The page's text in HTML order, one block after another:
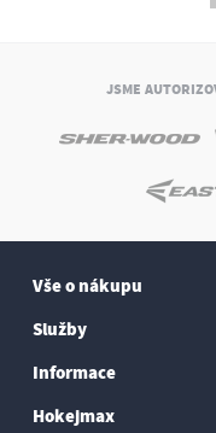
JSME
Vše o nákupu
Služby
Informace
Hokejmax